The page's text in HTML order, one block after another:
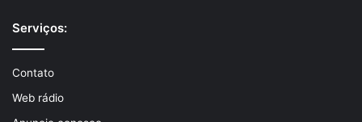
Serviços:
Contato
Web rádio